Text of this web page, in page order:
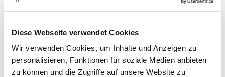
Diese Webseite verwendet Cookies
Wir verwenden Cookies, um Inhalte und Anzeigen zu
personalisieren, Funktionen für soziale Medien anbieten
zu können und die Zugriffe auf unsere Website zu
Wartung sämtlicher Fahrzeuge errichteten die Stadtwerke
Verwaltungsbereich. Ab 1976 war das Golf-Bähnle auf
Wolfsburgs Straßen unterwegs. Das neue Modell
verfügte als Zugwagen über einen umgebauten Golf mit
einem Spezialanhänger- Kostenpunkt: Das alte Käfer-